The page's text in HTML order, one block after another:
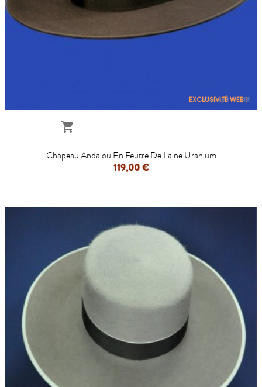
EXCLUSIVITÉ WEB !

Chapeau Andalou En Feutre De Laine Uranium
119,00 €